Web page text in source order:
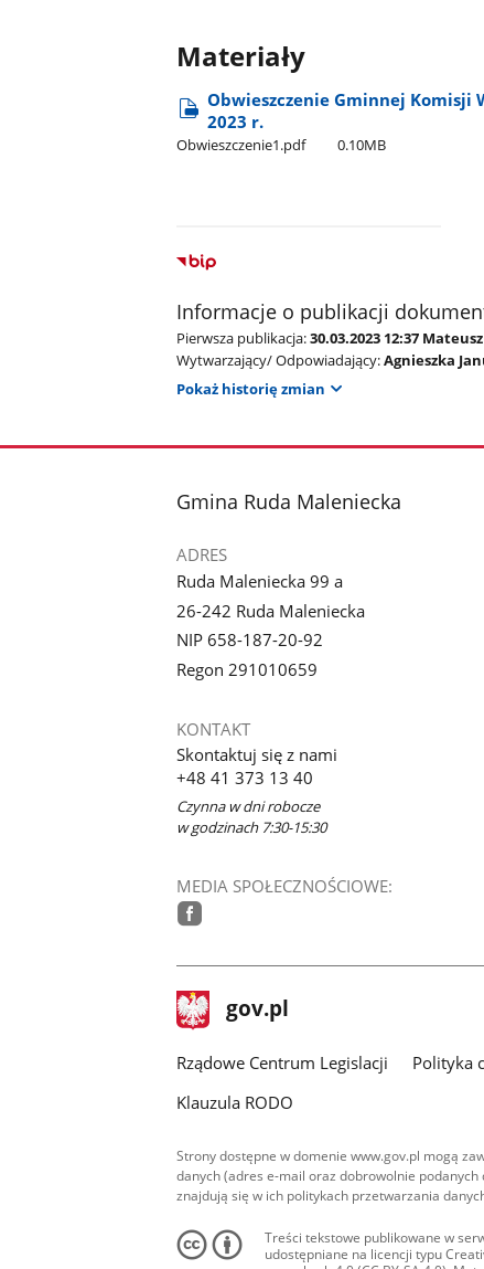
Materiały
Obwieszczenie Gminnej Komisji
2023 r.
Obwieszczenie1.pdf 0.10MB
Informacje o publikacji
Pierwsza publikacja:30.03.2023 12:37
Wytwarzający/ Odpowiadający:Agnieszka
Pokaż historię zmian
stopka
Gmina Ruda Maleniecka
ADRES
Ruda Maleniecka 99 a
26-242 Ruda Maleniecka
NIP 658-187-20-92
Regon 291010659
KONTAKT
Skontaktuj się z nami
+48 41 373 13 40
Czynna w dni robocze
w godzinach 7:30-15:30
MEDIA SPOŁECZNOŚCIOWE:
stopka
gov.pl Strona
gov.pl
Rządowe Centrum Legislacji Polityka
Klauzula RODO
Strony dostępne w domenie www.gov.pl mogą
danych (adres e-mail oraz dobrowolnie podanych
znajdują się w ich politykach przetwarzania
Treści tekstowe publikowane w
udostępniane na licencji typu